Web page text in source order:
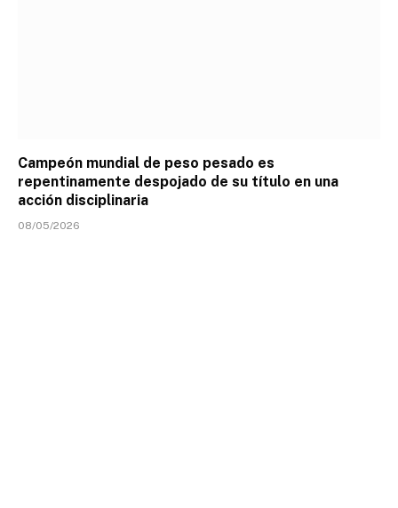
Campeón mundial de peso pesado es
repentinamente despojado de su título en una
acción disciplinaria
08/05/2026